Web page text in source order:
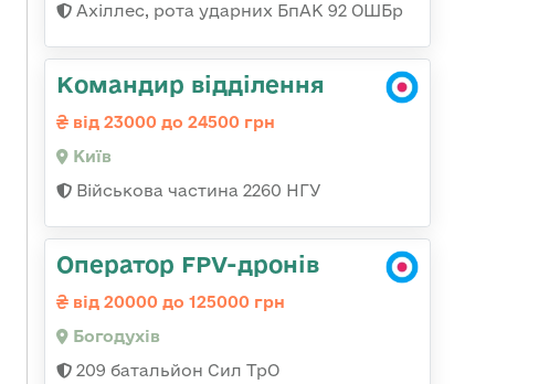
Ахіллес, рота ударних БпАК 92 ОШБр
Командир відділення
від 23000 до 24500 грн
Київ
Військова частина 2260 НГУ
Оператор FPV-дронів
від 20000 до 125000 грн
Богодухів
209 батальйон Сил ТрО